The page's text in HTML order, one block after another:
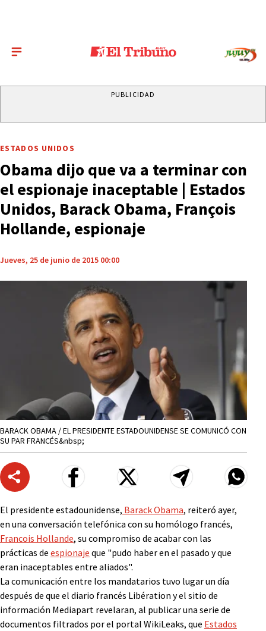
PUBLICIDAD
ESTADOS UNIDOS
Obama dijo que va a terminar con
el espionaje inaceptable | Estados
Unidos, Barack Obama, François
Hollande, espionaje
Jueves, 25 de junio de 2015 00:00
BARACK OBAMA / EL PRESIDENTE ESTADOUNIDENSE SE COMUNICÓ CON
SU PAR FRANCÉS&nbsp;
El presidente estadounidense, Barack Obama, reiteró ayer,
en una conversación telefónica con su homólogo francés,
Francois Hollande, su compromiso de acabar con las
prácticas de espionaje que "pudo haber en el pasado y que
eran inaceptables entre aliados".
La comunicación entre los mandatarios tuvo lugar un día
después de que el diario francés Libération y el sitio de
información Mediapart revelaran, al publicar una serie de
documentos filtrados por el portal WikiLeaks, que Estados